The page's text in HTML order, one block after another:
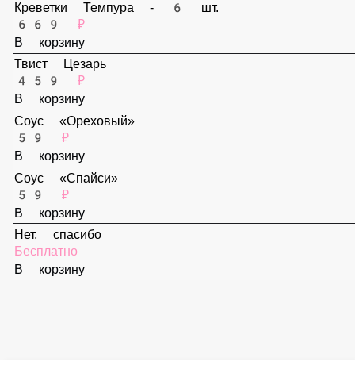
Стрипсы куринные
339 ₽
В корзину
Креветки Темпура - 6 шт.
669 ₽
В корзину
Твист Цезарь
459 ₽
В корзину
Соус «Ореховый»
59 ₽
В корзину